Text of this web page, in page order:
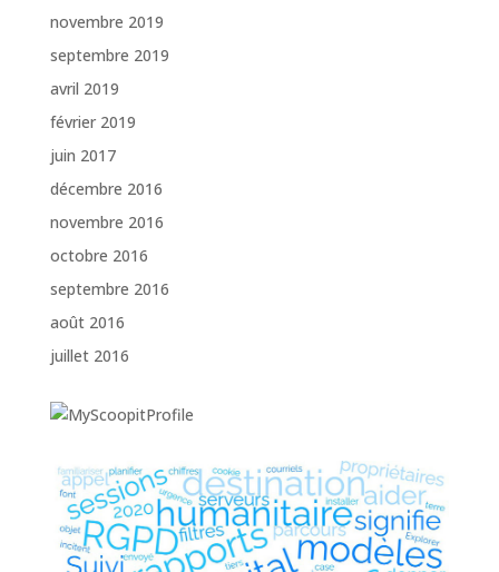
novembre 2019
septembre 2019
avril 2019
février 2019
juin 2017
décembre 2016
novembre 2016
octobre 2016
septembre 2016
août 2016
juillet 2016